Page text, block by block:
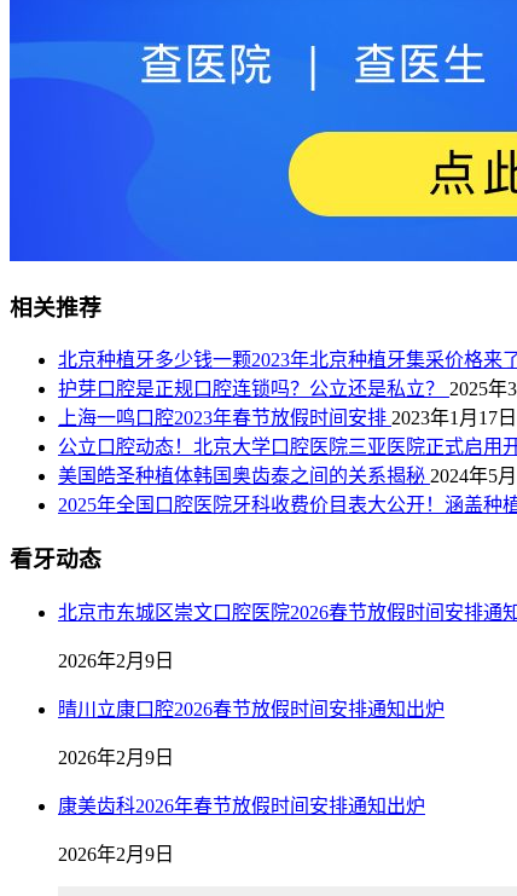
相关推荐
北京种植牙多少钱一颗2023年北京种植牙集采价格来
护芽口腔是正规口腔连锁吗？公立还是私立？ 2025年
上海一鸣口腔2023年春节放假时间安排 2023年1月17日
公立口腔动态！北京大学口腔医院三亚医院正式启用
美国皓圣种植体韩国奥齿泰之间的关系揭秘 2024年5
2025年全国口腔医院牙科收费价目表大公开！涵盖种
看牙动态
北京市东城区崇文口腔医院2026春节放假时间安排通
2026年2月9日
晴川立康口腔2026春节放假时间安排通知出炉
2026年2月9日
康美齿科2026年春节放假时间安排通知出炉
2026年2月9日